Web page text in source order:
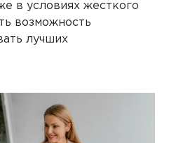
в условиях жесткого
возможность
лучших